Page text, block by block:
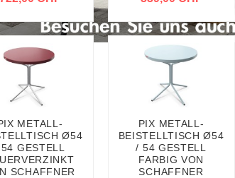
METALL-
Ø54
GESTELL
SCHAFFNER
PIX METALL-
BEISTELLTISCH Ø54
/ 54 GESTELL
FARBIG VON
SCHAFFNER